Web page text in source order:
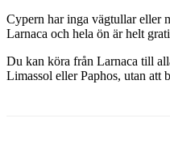
Cypern har inga vägtullar eller
Larnaca och hela ön är helt
Du kan köra från Larnaca till
Limassol eller Paphos, utan att